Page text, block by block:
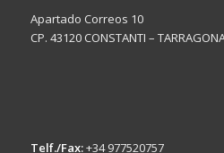
Apartado Correos 10
CP. 43120 CONSTANTI –
Telf./Fax:+34 977520757